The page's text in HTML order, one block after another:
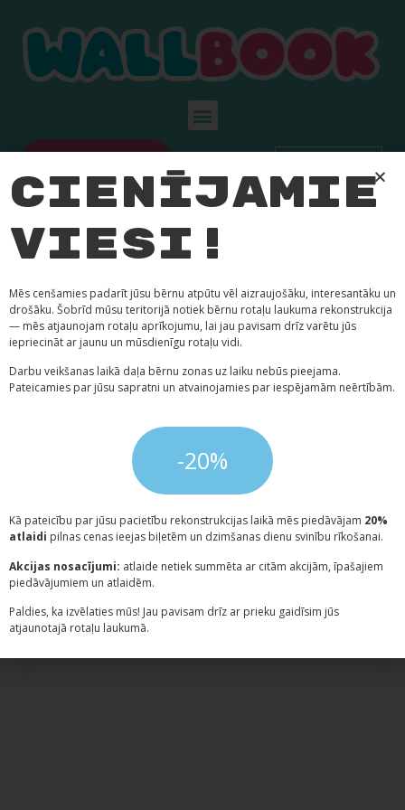
Author:
admin
Hello, world!
Welcome to WordPress! It’s your first post. Edit or delete
it, then start creating!
Cienījamie
viesi!
Mēs cenšamies padarīt jūsu bērnu atpūtu vēl aizraujošāku, interesantāku un
drošāku. Šobrīd mūsu teritorijā notiek bērnu rotaļu laukuma rekonstrukcija
— mēs atjaunojam rotaļu aprīkojumu, lai jau pavisam drīz varētu jūs
iepriecināt ar jaunu un mūsdienīgu rotaļu vidi.
Darbu veikšanas laikā daļa bērnu zonas uz laiku nebūs pieejama.
Pateicamies par jūsu sapratni un atvainojamies par iespējamām neērtībām.
-20%
Kā pateicību par jūsu pacietību rekonstrukcijas laikā mēs piedāvājam 20%
atlaidi pilnas cenas ieejas biļetēm un dzimšanas dienu svinību rīkošanai.
Akcijas nosacījumi: atlaide netiek summēta ar citām akcijām, īpašajiem
piedāvājumiem un atlaidēm.
Paldies, ka izvēlaties mūs! Jau pavisam drīz ar prieku gaidīsim jūs
atjaunotajā rotaļu laukumā.